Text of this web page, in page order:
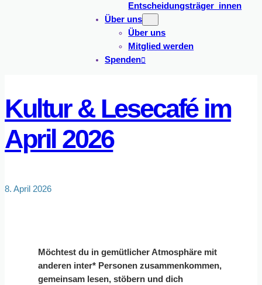
Entscheidungsträger_innen
Über uns
Über uns
Mitglied werden
Spenden
Kultur & Lesecafé im
April 2026
8. April 2026
Möchtest du in gemütlicher Atmosphäre mit
anderen inter* Personen zusammenkommen,
gemeinsam lesen, stöbern und dich